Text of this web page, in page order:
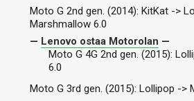
Moto G 2nd gen. (2014): KitKat ->
Marshmallow 6.0
— Lenovo ostaa Motorolan —
Moto G 4G 2nd gen. (2015):
6.0
Moto G 3rd gen. (2015): Lollipop ->